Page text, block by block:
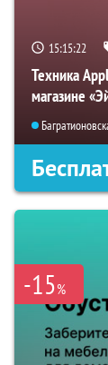
15:15:21
Техника
магазине
-15%